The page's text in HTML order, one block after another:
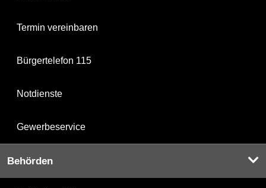
Termin vereinbaren
Bürgertelefon 115
Notdienste
Gewerbeservice
Behörden